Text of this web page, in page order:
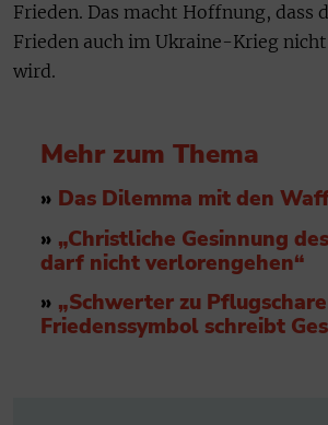
Frieden. Das macht Hoffnung, dass
Frieden auch im Ukraine-Krieg
wird.
Mehr zum Thema
» Das Dilemma mit den
» „Christliche Gesinnung
darf nicht verlorengehen“
» „Schwerter zu
Friedenssymbol schreibt